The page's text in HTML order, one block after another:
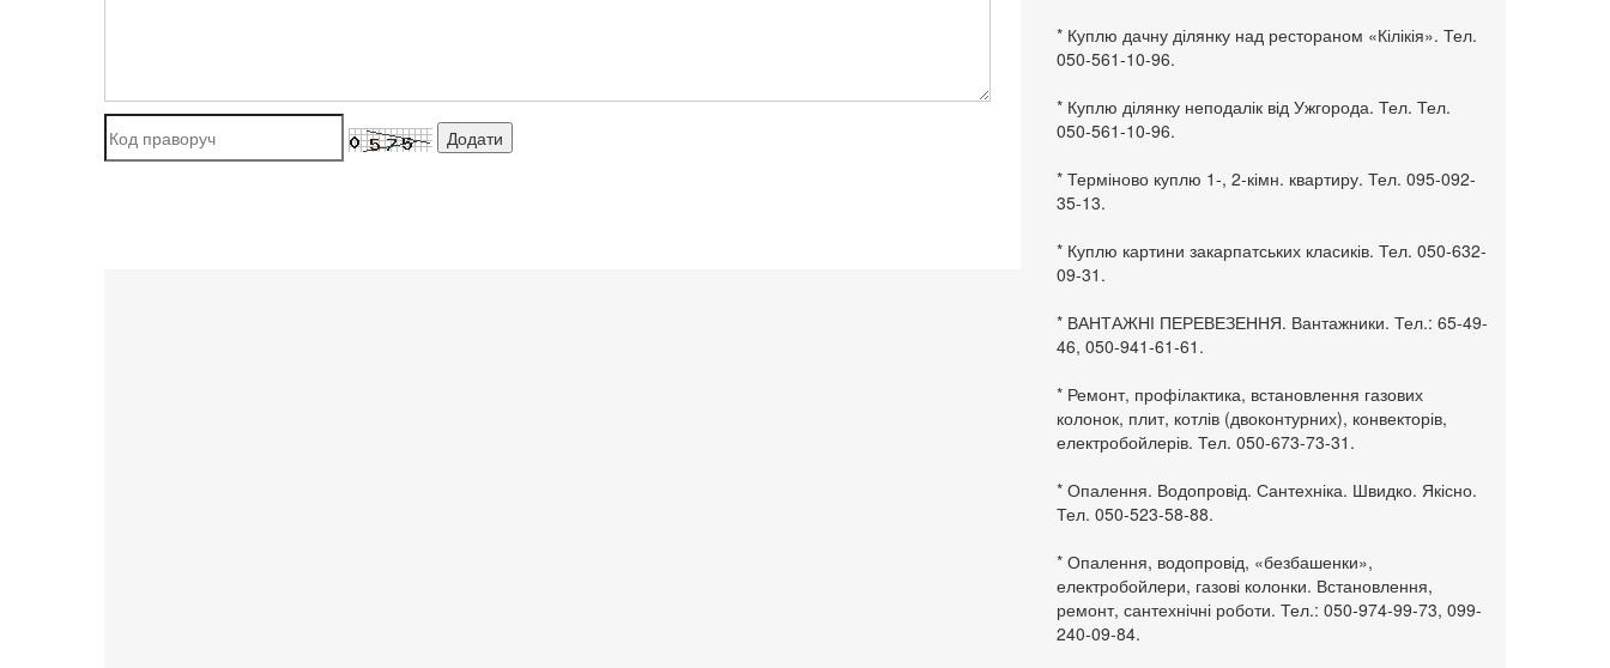
* Куплю дачну ділянку над рестораном «Кілікія». Тел.
050-561-10-96.
* Куплю ділянку неподалік від Ужгорода. Тел. Тел.
050-561-10-96.
* Терміново куплю 1-, 2-кімн. квартиру. Тел. 095-092-
35-13.
* Куплю картини закарпатських класиків. Тел. 050-632-
09-31.
* ВАНТАЖНІ ПЕРЕВЕЗЕННЯ. Вантажники. Тел.: 65-49-
46, 050-941-61-61.
* Ремонт, профілактика, встановлення газових
колонок, плит, котлів (двоконтурних), конвекторів,
електробойлерів. Тел. 050-673-73-31.
* Опалення. Водопровід. Сантехніка. Швидко. Якісно.
Тел. 050-523-58-88.
* Опалення, водопровід, «безбашенки»,
електробойлери, газові колонки. Встановлення,
ремонт, сантехнічні роботи. Тел.: 050-974-99-73, 099-
240-09-84.